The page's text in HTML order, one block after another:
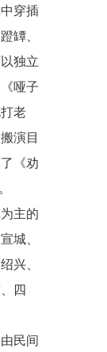
穿插
罈、
独立
哑子
老
演目
《劝
主的
宣城、
兴、
四
民间